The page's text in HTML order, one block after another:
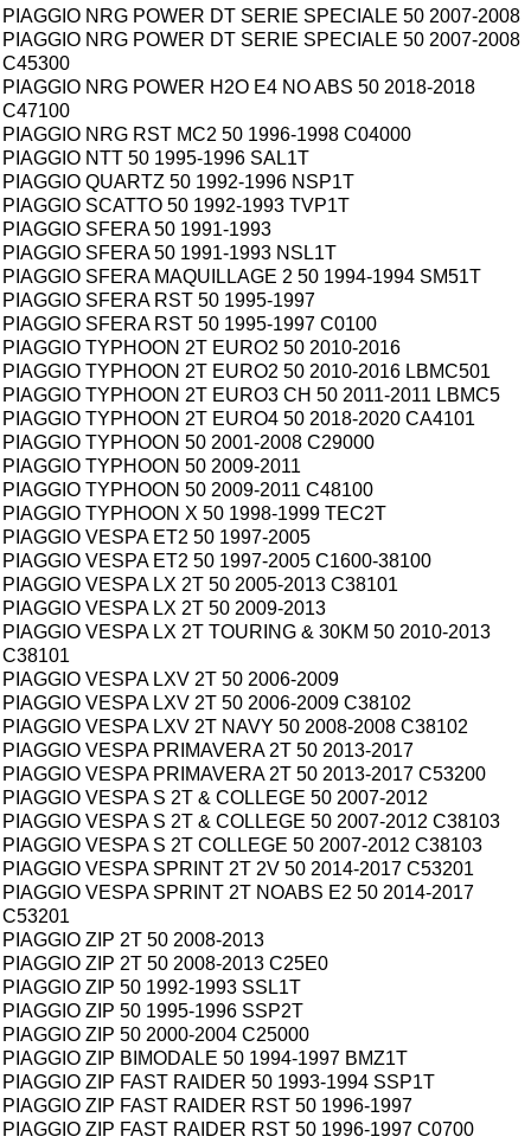
PIAGGIO NRG POWER DT SERIE SPECIALE 50 2007-2008
PIAGGIO NRG POWER DT SERIE SPECIALE 50 2007-2008
C45300
PIAGGIO NRG POWER H2O E4 NO ABS 50 2018-2018
C47100
PIAGGIO NRG RST MC2 50 1996-1998 C04000
PIAGGIO NTT 50 1995-1996 SAL1T
PIAGGIO QUARTZ 50 1992-1996 NSP1T
PIAGGIO SCATTO 50 1992-1993 TVP1T
PIAGGIO SFERA 50 1991-1993
PIAGGIO SFERA 50 1991-1993 NSL1T
PIAGGIO SFERA MAQUILLAGE 2 50 1994-1994 SM51T
PIAGGIO SFERA RST 50 1995-1997
PIAGGIO SFERA RST 50 1995-1997 C0100
PIAGGIO TYPHOON 2T EURO2 50 2010-2016
PIAGGIO TYPHOON 2T EURO2 50 2010-2016 LBMC501
PIAGGIO TYPHOON 2T EURO3 CH 50 2011-2011 LBMC5
PIAGGIO TYPHOON 2T EURO4 50 2018-2020 CA4101
PIAGGIO TYPHOON 50 2001-2008 C29000
PIAGGIO TYPHOON 50 2009-2011
PIAGGIO TYPHOON 50 2009-2011 C48100
PIAGGIO TYPHOON X 50 1998-1999 TEC2T
PIAGGIO VESPA ET2 50 1997-2005
PIAGGIO VESPA ET2 50 1997-2005 C1600-38100
PIAGGIO VESPA LX 2T 50 2005-2013 C38101
PIAGGIO VESPA LX 2T 50 2009-2013
PIAGGIO VESPA LX 2T TOURING & 30KM 50 2010-2013
C38101
PIAGGIO VESPA LXV 2T 50 2006-2009
PIAGGIO VESPA LXV 2T 50 2006-2009 C38102
PIAGGIO VESPA LXV 2T NAVY 50 2008-2008 C38102
PIAGGIO VESPA PRIMAVERA 2T 50 2013-2017
PIAGGIO VESPA PRIMAVERA 2T 50 2013-2017 C53200
PIAGGIO VESPA S 2T & COLLEGE 50 2007-2012
PIAGGIO VESPA S 2T & COLLEGE 50 2007-2012 C38103
PIAGGIO VESPA S 2T COLLEGE 50 2007-2012 C38103
PIAGGIO VESPA SPRINT 2T 2V 50 2014-2017 C53201
PIAGGIO VESPA SPRINT 2T NOABS E2 50 2014-2017
C53201
PIAGGIO ZIP 2T 50 2008-2013
PIAGGIO ZIP 2T 50 2008-2013 C25E0
PIAGGIO ZIP 50 1992-1993 SSL1T
PIAGGIO ZIP 50 1995-1996 SSP2T
PIAGGIO ZIP 50 2000-2004 C25000
PIAGGIO ZIP BIMODALE 50 1994-1997 BMZ1T
PIAGGIO ZIP FAST RAIDER 50 1993-1994 SSP1T
PIAGGIO ZIP FAST RAIDER RST 50 1996-1997
PIAGGIO ZIP FAST RAIDER RST 50 1996-1997 C0700